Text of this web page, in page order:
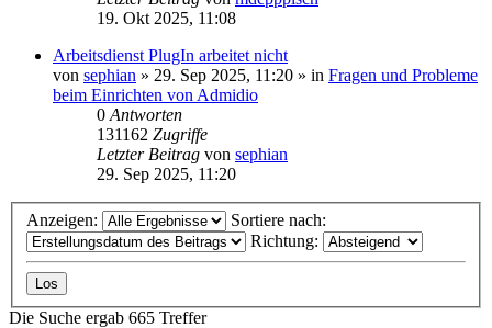
19. Okt 2025, 11:08
Arbeitsdienst PlugIn arbeitet nicht
von sephian » 29. Sep 2025, 11:20 » in Fragen und Probleme
beim Einrichten von Admidio
0 Antworten
131162 Zugriffe
Letzter Beitrag von sephian
29. Sep 2025, 11:20
Anzeigen:
Sortiere nach:
Richtung:
Die Suche ergab 665 Treffer